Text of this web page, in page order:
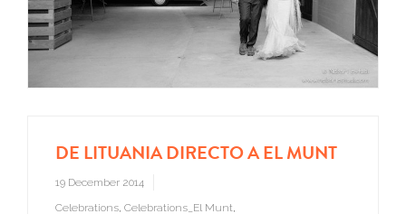
DE LITUANIA DIRECTO A EL MUNT
19 December 2014
Celebrations Celebrations_El Munt